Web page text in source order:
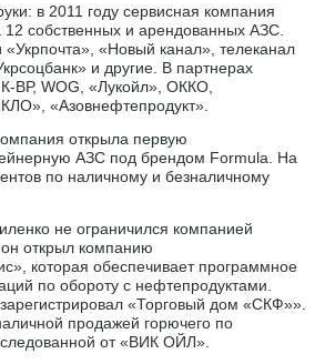
в 2011 году сервисная компания
собственных и арендованных АЗС.
«Новый канал», телеканал
и другие. В партнерах
ВР, WOG, «Лукойл», ОККО,
«Азовнефтепродукт».
открыла первую
АЗС под брендом Formula. На
по наличному и безналичному
не ограничился компанией
открыл компанию
которая обеспечивает программное
по обороту с нефтепродуктами.
«Торговый дом «СКФ»».
продажей горючего по
от «ВИК ОЙЛ».